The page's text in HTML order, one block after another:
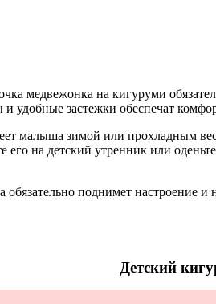
медвежонка на кигуруми
удобные застежки обеспечат
малыша зимой или прохладным
его на детский утренник или
поднимет настроение и
Детский